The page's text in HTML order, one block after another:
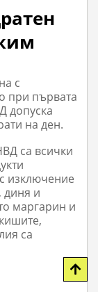
с
при първата
допуска
на ден.
са всички
изключение
диня и
маргарин и
са